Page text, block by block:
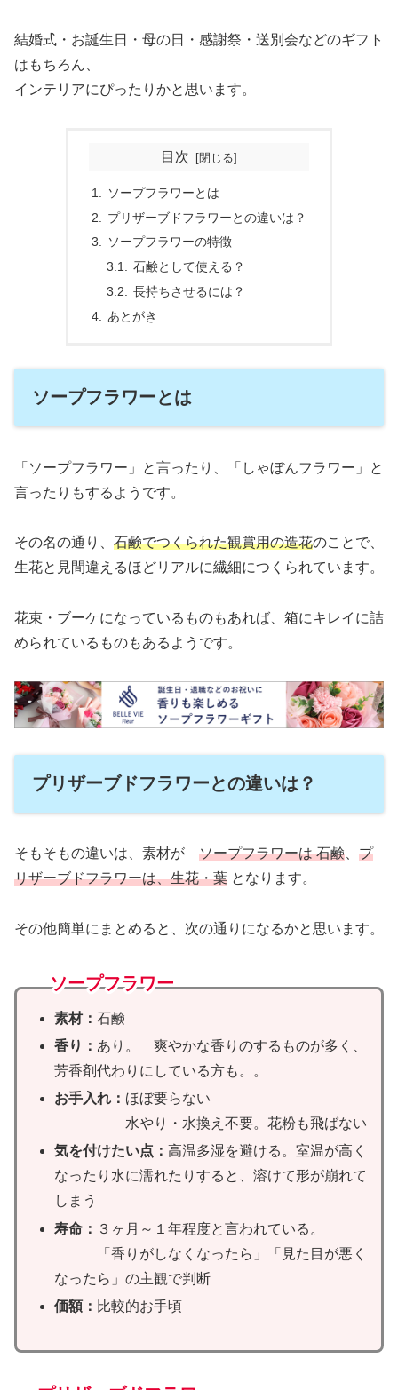
結婚式・お誕生日・母の日・感謝祭・送別会などのギフト
はもちろん、
インテリアにぴったりかと思います。
目次
ソープフラワーとは
プリザーブドフラワーとの違いは？
ソープフラワーの特徴
石鹸として使える？
長持ちさせるには？
あとがき
ソープフラワーとは
「ソープフラワー」と言ったり、「しゃぼんフラワー」と
言ったりもするようです。
その名の通り、 石鹸でつくられた観賞用の造花のことで、
生花と見間違えるほどリアルに繊細につくられています。
花束・ブーケになっているものもあれば、箱にキレイに詰
められているものもあるようです。
プリザーブドフラワーとの違いは？
そもそもの違いは、素材が ソープフラワーは 石鹸、 プ
リザーブドフラワーは、生花・葉 となります。
その他簡単にまとめると、次の通りになるかと思います。
ソープフラワー
素材： 石鹸
香り： あり。 爽やかな香りのするものが多く、
芳香剤代わりにしている方も。。
お手入れ： ほぼ要らない
水やり・水換え不要。花粉も飛ばない
気を付けたい点： 高温多湿を避ける。室温が高く
なったり水に濡れたりすると、溶けて形が崩れて
しまう
寿命： ３ヶ月～１年程度と言われている。
「香りがしなくなったら」「見た目が悪く
なったら」の主観で判断
価額： 比較的お手頃